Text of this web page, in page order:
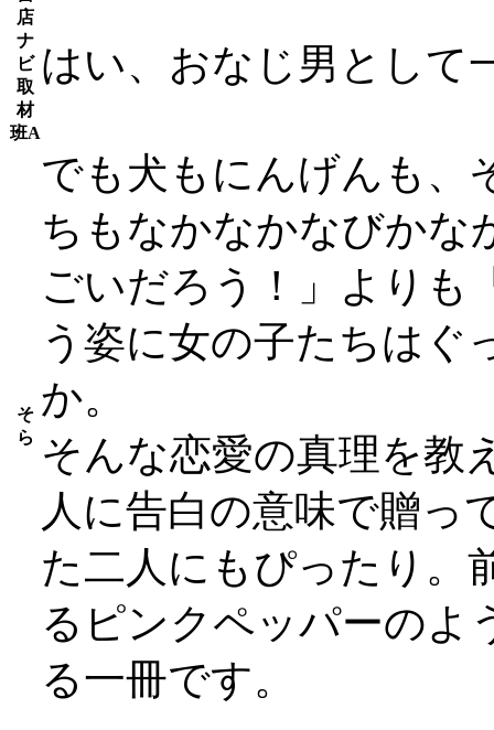
店
ナ
ビ
取
材
班A
はい、おなじ男とし
そ
ら
でも犬もにんげんも、
ちもなかなかなびか
ごいだろう！」よりも
う姿に女の子たちはぐ
か。
そんな恋愛の真理を教
人に告白の意味で贈っ
た二人にもぴったり。
るピンクペッパーのよ
る一冊です。